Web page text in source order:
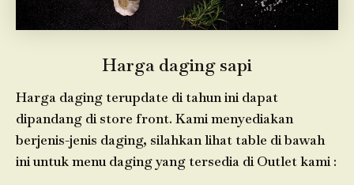
Harga daging sapi
Harga daging terupdate di tahun ini dapat
dipandang di store front. Kami menyediakan
berjenis-jenis daging, silahkan lihat table di bawah
ini untuk menu daging yang tersedia di Outlet kami :